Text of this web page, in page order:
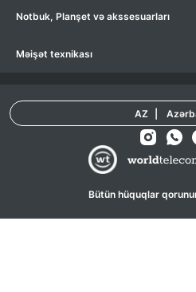
Notbuk, Planşet və akssesuarları
Məişət texnikası
Bütün hüquqlar
AZ